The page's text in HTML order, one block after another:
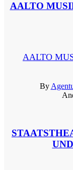
AALTO
AALTO
By